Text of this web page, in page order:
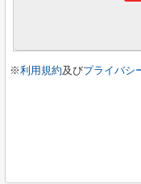
※利用規約及びプライバシ